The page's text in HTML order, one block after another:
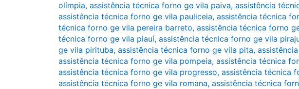
olímpia, assistência técnica forno ge vila paiva, assistência
assistência técnica forno ge vila pauliceia, assistência técnica
técnica forno ge vila pereira barreto, assistência técnica forno
técnica forno ge vila piauí, assistência técnica forno ge vila
ge vila pirituba, assistência técnica forno ge vila pita,
assistência técnica forno ge vila pompeia, assistência técnica
assistência técnica forno ge vila progresso, assistência técnica
assistência técnica forno ge vila romana, assistência técnica